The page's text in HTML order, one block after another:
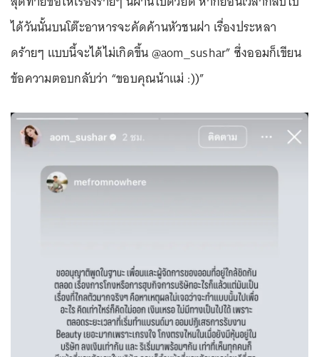
ได้วันนั้นบนโต๊ะอาหารจะคัดค้านหัวชนฝา เรื่องประหลา
ดร้ายๆ แบบนี้จะได้ไม่เกิดขึ้น @aom_sushar” ซึ่งออมก็เขียน
ข้อความตอบกลับว่า “ขอบคุณน้าแม่ :))”